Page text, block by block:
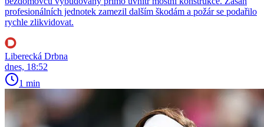
profesionálních jednotek zamezil dalším škodám a požár se podařilo
rychle zlikvidovat.
Liberecká Drbna
dnes, 18:52
1 min